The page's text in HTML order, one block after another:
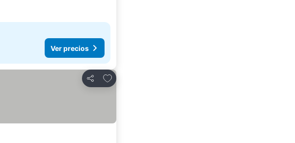
Ver precios
Compartir
Agregar a favoritos